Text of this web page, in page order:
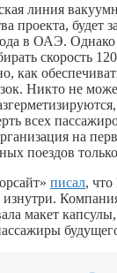
линия
проекта, будет
в ОАЭ. Однако
скорость
как
Никто не
всех
на
поездов только
писал, что
макет